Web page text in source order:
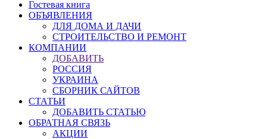
Гостевая книга
ОБЪЯВЛЕНИЯ
ДЛЯ ДОМА И ДАЧИ
СТРОИТЕЛЬСТВО И РЕМОНТ
КОМПАНИИ
ДОБАВИТЬ
РОССИЯ
УКРАИНА
СБОРНИК САЙТОВ
СТАТЬИ
ДОБАВИТЬ СТАТЬЮ
ОБРАТНАЯ СВЯЗЬ
АКЦИИ